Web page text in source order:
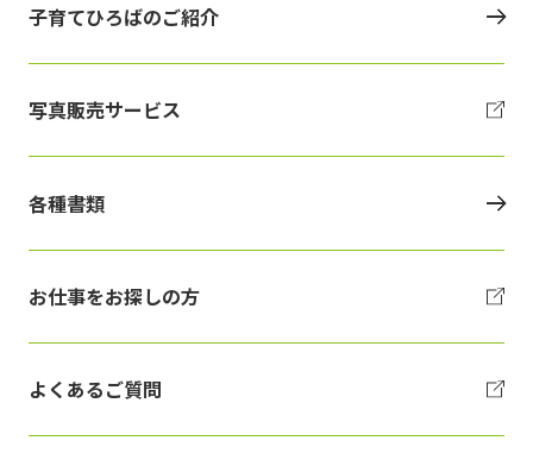
子育てひろばのご紹介
写真販売サービス
各種書類
お仕事をお探しの方
よくあるご質問